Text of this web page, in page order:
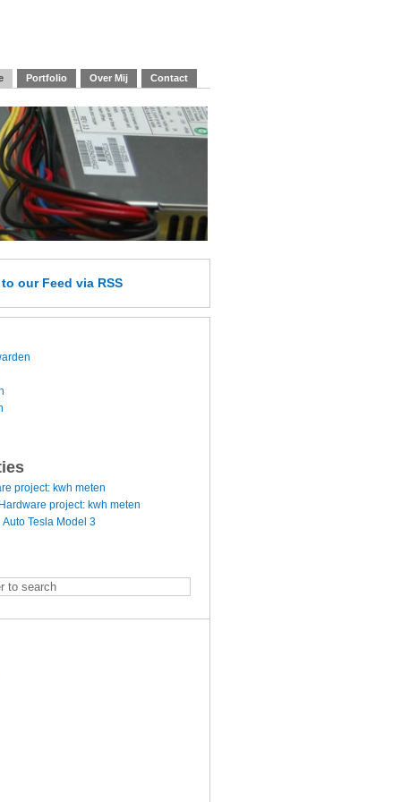
Portfolio Over Mij Contact
to our Feed via RSS
project: kwh meten
Hardware project: kwh meten
Auto Tesla Model 3